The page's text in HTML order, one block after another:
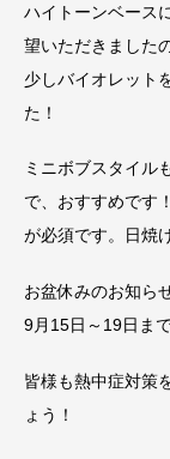
ハイトーンベース
望いただきました
少しバイオレット
た！
ミニボブスタイル
で、おすすめです
が必須です。日焼
お盆休みのお知ら
9月15日～19日ま
皆様も熱中症対策
ょう！